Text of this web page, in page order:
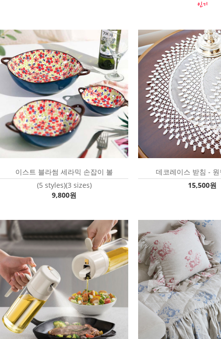
이스트 블라썸 세라믹 손잡이 볼
(5 styles)(3 sizes)
9,800원
데코레이스 받침 -
15,500원